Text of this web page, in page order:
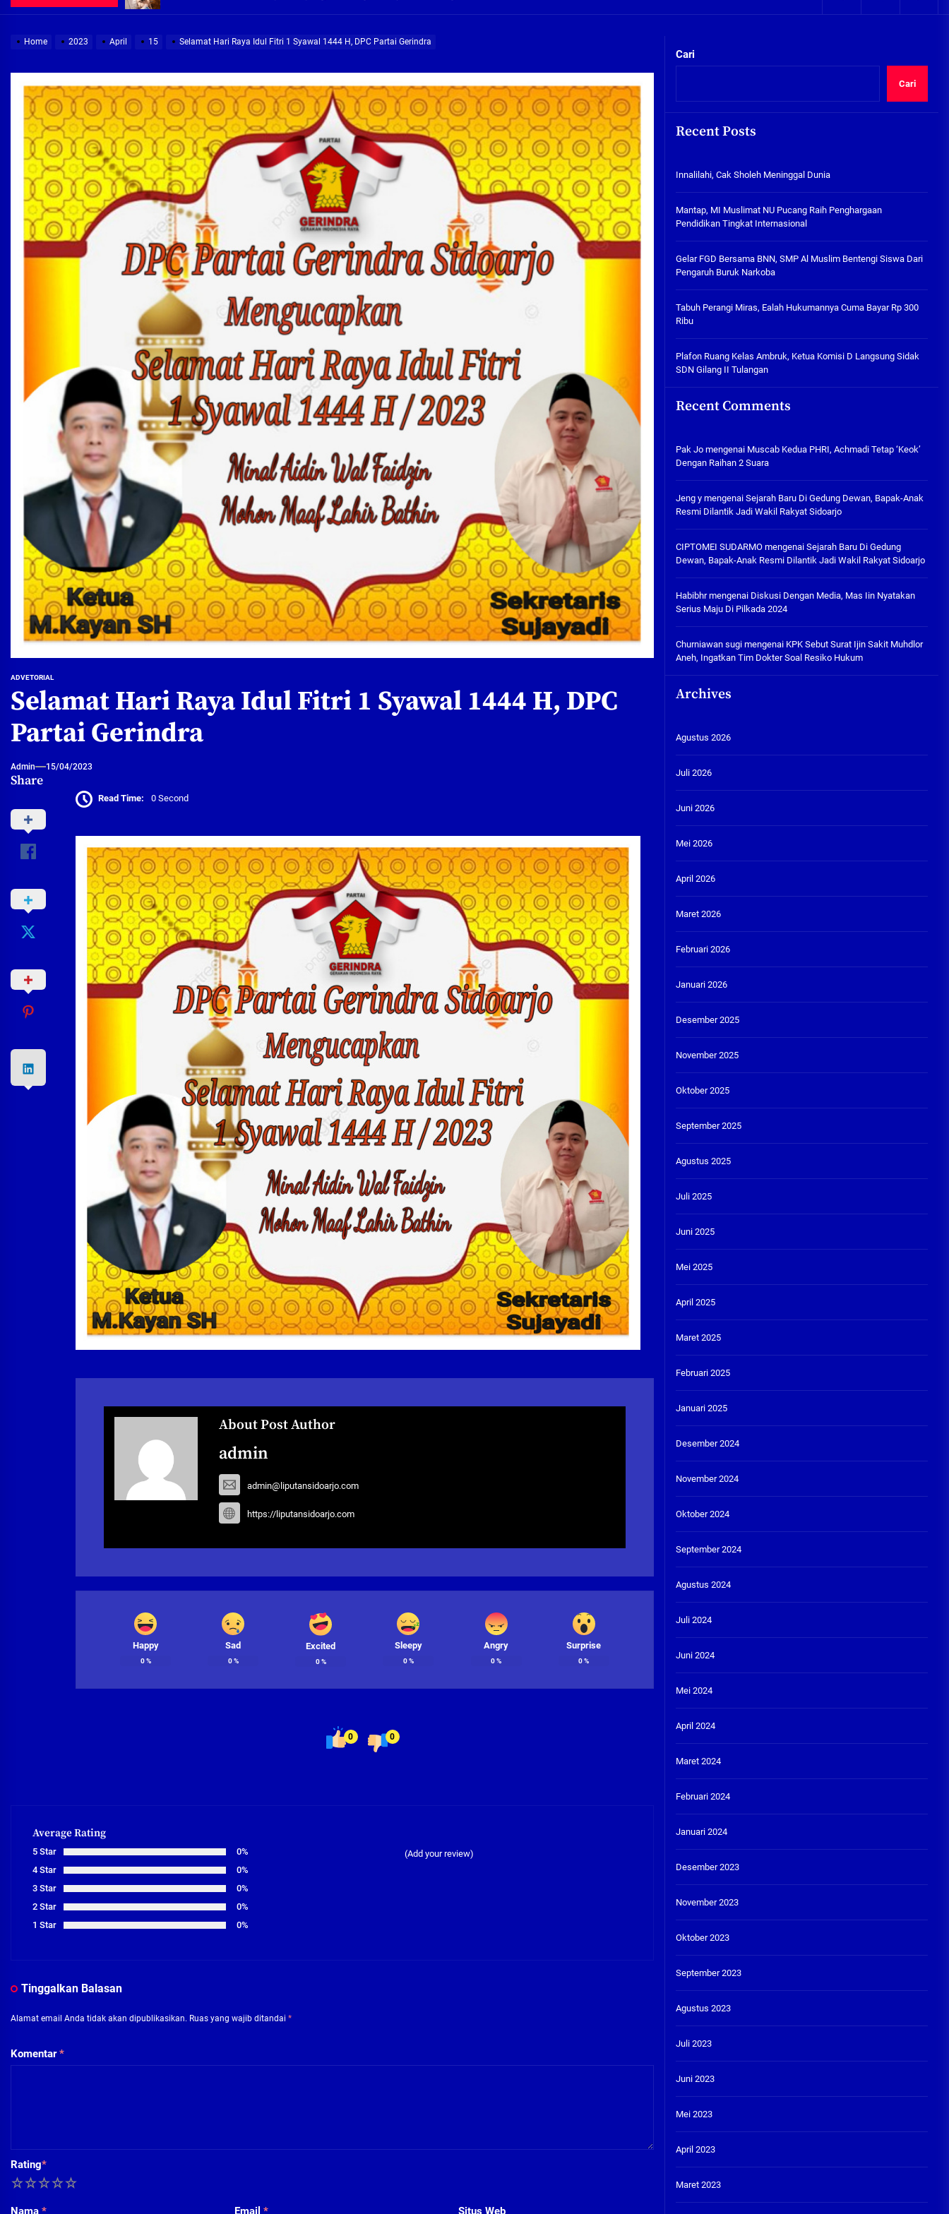
SDN Gilang II Tulangan
Mantap, MI Muslimat NU
Pucang Raih Penghargaan
Pendidikan Tingkat
Internasional
06/08/2026
Gelar FGD Bersama BNN, SMP Al
Muslim Bentengi Siswa Dari
05/08/2026
Hukumannya Cuma Bayar Rp
300 Ribu
Plafon Ruang Kelas Ambruk,
Ketua Komisi D Langsung Sidak
05/08/2026
Pembebasan Lahan Hampir Rampung, Pembangunan Fly over Gedangan Semakin Dekat
Terima aduan warga, Komisi A cari solusi masalah warga Seketi dan Urangagung
Demi Jajaran Direksi Delta Tirta Yang Profesional Dan Kapabel, Komisi B Dua Kali Panggil Pansel Dan Minta Ada Pakta Integritas
Home 2023 April 15 Selamat Hari Raya Idul Fitri 1 Syawal 1444 H, DPC Partai Gerindra
ADVETORIAL
Selamat Hari Raya Idul Fitri 1 Syawal 1444 H, DPC
Partai Gerindra
Admin 15/04/2023
Share
Read Time: 0 Second
About Post Author
admin
admin@liputansidoarjo.com
https://liputansidoarjo.com
Happy
0%
Sad
0%
Excited
0%
Sleepy
0%
Angry
0%
Surprise
0%
0 0
Average Rating
5 Star
0%
4 Star
0%
3 Star
0%
2 Star
0%
1 Star
0%
(Add your review)
Tinggalkan Balasan
Alamat email Anda tidak akan dipublikasikan. Ruas yang wajib ditandai *
Komentar*
Rating*
5
4
3
2
Nama * Email * Situs Web
Cari
Cari
Recent Posts
Innalilahi, Cak Sholeh Meninggal Dunia
Mantap, MI Muslimat NU Pucang Raih Penghargaan
Pendidikan Tingkat Internasional
Gelar FGD Bersama BNN, SMP Al Muslim Bentengi Siswa Dari
Pengaruh Buruk Narkoba
Tabuh Perangi Miras, Ealah Hukumannya Cuma Bayar Rp 300
Ribu
Plafon Ruang Kelas Ambruk, Ketua Komisi D Langsung Sidak
SDN Gilang II Tulangan
Recent Comments
Pak Jomengenai Muscab Kedua PHRI, Achmadi Tetap ‘Keok’
Dengan Raihan 2 Suara
Jeng ymengenai Sejarah Baru Di Gedung Dewan, Bapak-Anak
Resmi Dilantik Jadi Wakil Rakyat Sidoarjo
CIPTOMEI SUDARMOmengenai Sejarah Baru Di Gedung
Dewan, Bapak-Anak Resmi Dilantik Jadi Wakil Rakyat Sidoarjo
Habibhrmengenai Diskusi Dengan Media, Mas Iin Nyatakan
Serius Maju Di Pilkada 2024
Churniawan sugimengenai KPK Sebut Surat Ijin Sakit Muhdlor
Aneh, Ingatkan Tim Dokter Soal Resiko Hukum
Archives
Agustus 2026
Juli 2026
Juni 2026
Mei 2026
April 2026
Maret 2026
Februari 2026
Januari 2026
Desember 2025
November 2025
Oktober 2025
September 2025
Agustus 2025
Juli 2025
Juni 2025
Mei 2025
April 2025
Maret 2025
Februari 2025
Januari 2025
Desember 2024
November 2024
Oktober 2024
September 2024
Agustus 2024
Juli 2024
Juni 2024
Mei 2024
April 2024
Maret 2024
Februari 2024
Januari 2024
Desember 2023
November 2023
Oktober 2023
September 2023
Agustus 2023
Juli 2023
Juni 2023
Mei 2023
April 2023
Maret 2023